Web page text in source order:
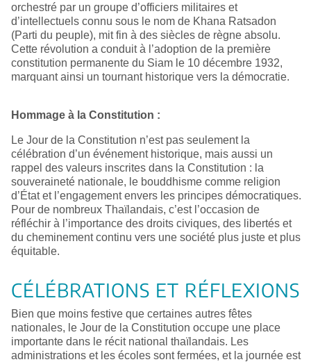
orchestré par un groupe d’officiers militaires et
d’intellectuels connu sous le nom de Khana Ratsadon
(Parti du peuple), mit fin à des siècles de règne absolu.
Cette révolution a conduit à l’adoption de la première
constitution permanente du Siam le 10 décembre 1932,
marquant ainsi un tournant historique vers la démocratie.
Hommage à la Constitution :
Le Jour de la Constitution n’est pas seulement la
célébration d’un événement historique, mais aussi un
rappel des valeurs inscrites dans la Constitution : la
souveraineté nationale, le bouddhisme comme religion
d’État et l’engagement envers les principes démocratiques.
Pour de nombreux Thaïlandais, c’est l’occasion de
réfléchir à l’importance des droits civiques, des libertés et
du cheminement continu vers une société plus juste et plus
équitable.
CÉLÉBRATIONS ET RÉFLEXIONS
Bien que moins festive que certaines autres fêtes
nationales, le Jour de la Constitution occupe une place
importante dans le récit national thaïlandais. Les
administrations et les écoles sont fermées, et la journée est